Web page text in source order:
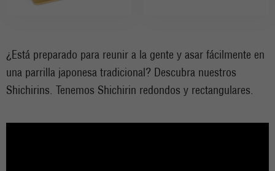
¿Está preparado para reunir a la gente y asar fácilmente en
una parrilla japonesa tradicional? Descubra nuestros
Shichirins. Tenemos Shichirin redondos y rectangulares.